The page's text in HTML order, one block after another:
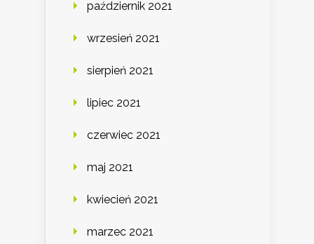
październik 2021
wrzesień 2021
sierpień 2021
lipiec 2021
czerwiec 2021
maj 2021
kwiecień 2021
marzec 2021